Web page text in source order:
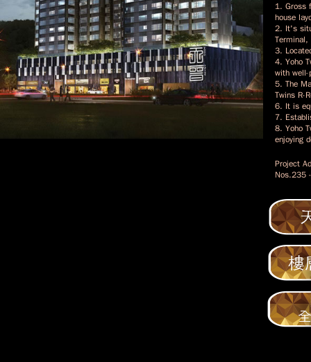
1. Gross
house
2. It's
Terminal,
3.
4. Yoho
with well-
5. The
Twins R-
6. It is
7.
8. Yoho
enjoying
Project
Nos.235